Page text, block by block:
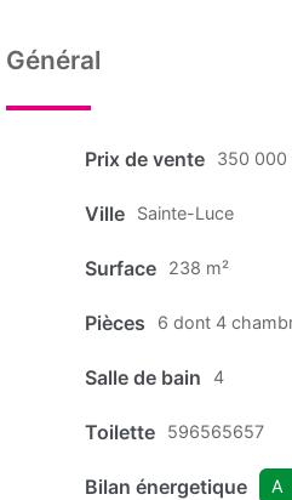
Général
Prix de vente 350 000
Ville Sainte-Luce
Surface 238 m²
Pièces 6 dont 4
Salle de bain 4
Toilette 596565657
Bilan énergetique A